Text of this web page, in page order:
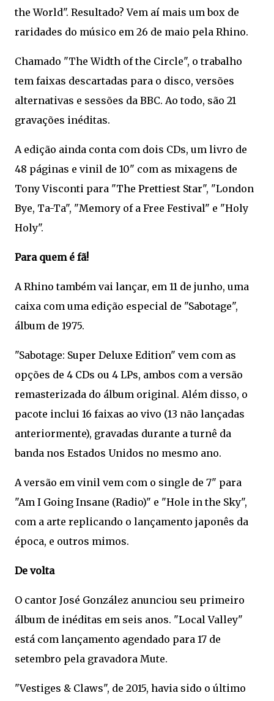
the World". Resultado? Vem aí mais um box de
raridades do músico em 26 de maio pela Rhino.
Chamado "The Width of the Circle", o trabalho
tem faixas descartadas para o disco, versões
alternativas e sessões da BBC. Ao todo, são 21
gravações inéditas.
A edição ainda conta com dois CDs, um livro de
48 páginas e vinil de 10" com as mixagens de
Tony Visconti para "The Prettiest Star", "London
Bye, Ta-Ta", "Memory of a Free Festival" e "Holy
Holy".
Para quem é fã!
A Rhino também vai lançar, em 11 de junho, uma
caixa com uma edição especial de "Sabotage",
álbum de 1975.
"Sabotage: Super Deluxe Edition" vem com as
opções de 4 CDs ou 4 LPs, ambos com a versão
remasterizada do álbum original. Além disso, o
pacote inclui 16 faixas ao vivo (13 não lançadas
anteriormente), gravadas durante a turnê da
banda nos Estados Unidos no mesmo ano.
A versão em vinil vem com o single de 7" para
"Am I Going Insane (Radio)" e "Hole in the Sky",
com a arte replicando o lançamento japonês da
época, e outros mimos.
De volta
O cantor José González anunciou seu primeiro
álbum de inéditas em seis anos. "Local Valley"
está com lançamento agendado para 17 de
setembro pela gravadora Mute.
"Vestiges & Claws", de 2015, havia sido o último